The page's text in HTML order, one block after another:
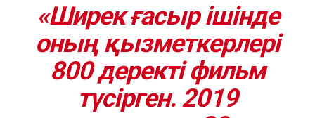
«Ширек ғасыр ішінде
оның қызметкерлері
800 деректі фильм
түсірген. 2019